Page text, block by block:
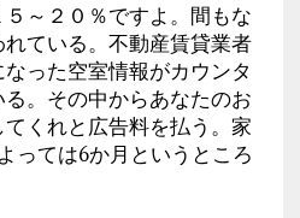
～２０％ですよ。間もな
ている。不動産賃貸業者
った空室情報がカウンタ
。その中からあなたのお
くれと広告料を払う。家
っては6か月というところ